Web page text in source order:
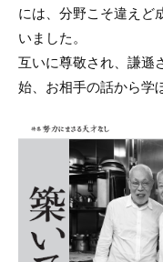
には、分野こそ違えど
いました。
互いに尊敬され、謙遜
始、お相手の話から学